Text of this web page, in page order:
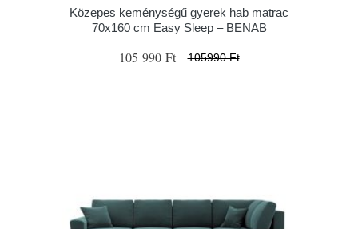
Közepes keménységű gyerek hab matrac
70x160 cm Easy Sleep – BENAB
105 990 Ft 105990 Ft